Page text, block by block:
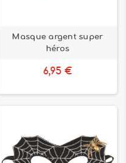
Masque argent super
héros
6,95 €